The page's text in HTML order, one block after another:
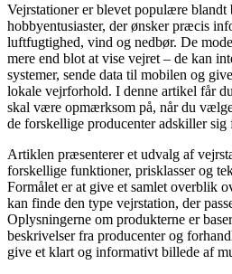
Vejrstationer er blevet populære blandt
hobbyentusiaster, der ønsker præcis
luftfugtighed, vind og nedbør. De
mere end blot at vise vejret – de kan
systemer, sende data til mobilen og
lokale vejrforhold. I denne artikel får
skal være opmærksom på, når du
de forskellige producenter adskiller sig
Artiklen præsenterer et udvalg af
forskellige funktioner, prisklasser og
Formålet er at give et samlet overblik
kan finde den type vejrstation, der
Oplysningerne om produkterne er
beskrivelser fra producenter og
give et klart og informativt billede af